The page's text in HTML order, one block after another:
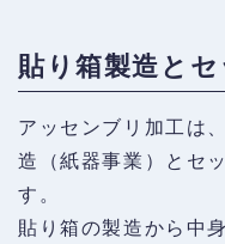
貼り箱製造と
アッセンブリ加工は
造（紙器事業）とセ
す。
貼り箱の製造から中